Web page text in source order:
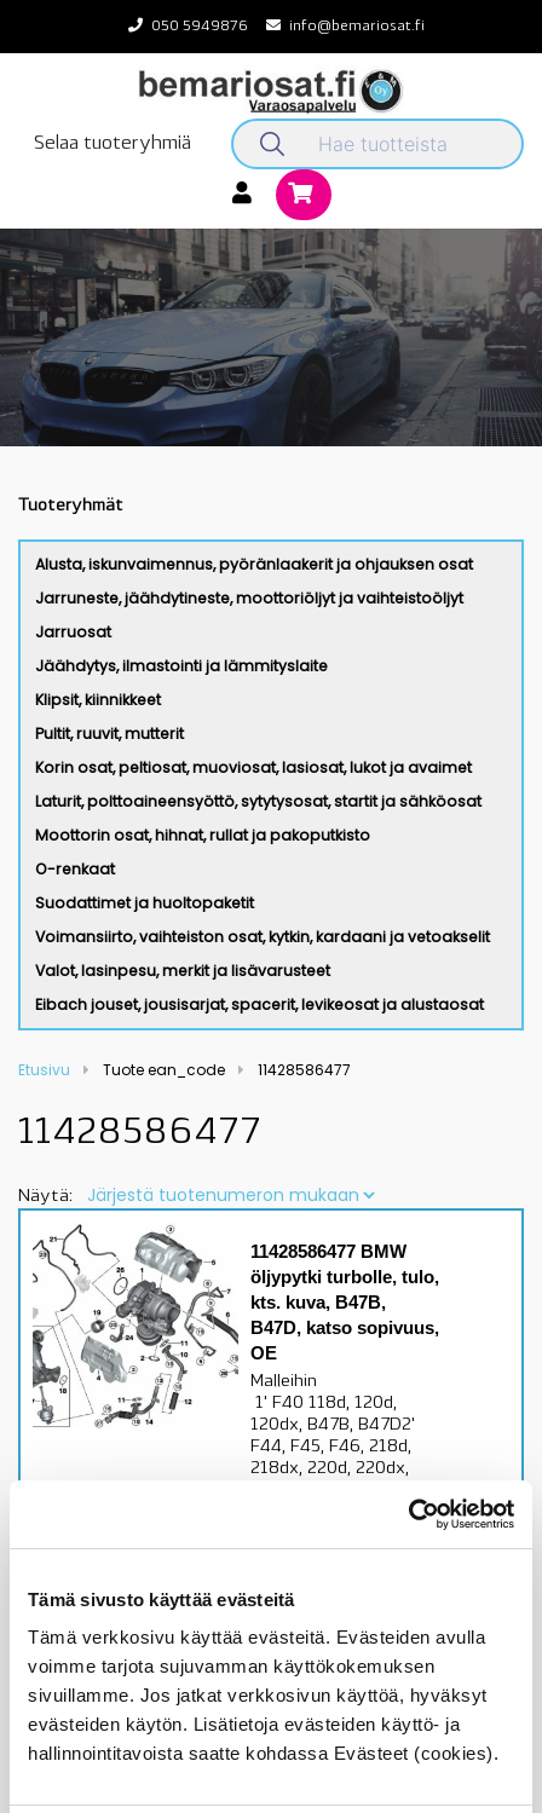
Tämä sivusto käyttää evästeitä
Tämä verkkosivu käyttää evästeitä. Evästeiden avulla
voimme tarjota sujuvamman käyttökokemuksen
sivuillamme. Jos jatkat verkkosivun käyttöä, hyväksyt
evästeiden käytön. Lisätietoja evästeiden käyttö- ja
hallinnointitavoista saatte kohdassa Evästeet (cookies).
content
050 5949876 info@bemariosat.fi
Selaa tuoteryhmiä
Tuoteryhmät
Alusta, iskunvaimennus, pyöränlaakerit ja ohjauksen osat
Jarruneste, jäähdytineste, moottoriöljyt ja vaihteistoöljyt
Jarruosat
Jäähdytys, ilmastointi ja lämmityslaite
Klipsit, kiinnikkeet
Pultit, ruuvit, mutterit
Korin osat, peltiosat, muoviosat, lasiosat, lukot ja avaimet
Laturit, polttoaineensyöttö, sytytysosat, startit ja sähköosat
Moottorin osat, hihnat, rullat ja pakoputkisto
O-renkaat
Suodattimet ja huoltopaketit
Voimansiirto, vaihteiston osat, kytkin, kardaani ja vetoakselit
Valot, lasinpesu, merkit ja lisävarusteet
Eibach jouset, jousisarjat, spacerit, levikeosat ja alustaosat
Etusivu Tuote ean_code 11428586477
11428586477
Näytä:
11428586477 BMW
öljypytki turbolle, tulo,
kts. kuva, B47B,
B47D, katso sopivuus,
OE
Malleihin
1' F40 118d, 120d,
120dx, B47B, B47D2'
F44, F45, F46, 218d,
218dx, 220d, 220dx,
toimitusaika 1-3pv
98,83
Lisää ostoskoriin